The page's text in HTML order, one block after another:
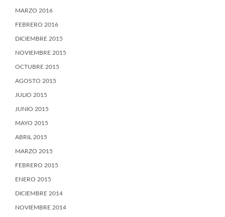
MARZO 2016
FEBRERO 2016
DICIEMBRE 2015
NOVIEMBRE 2015
OCTUBRE 2015
AGOSTO 2015
JULIO 2015
JUNIO 2015
MAYO 2015
ABRIL 2015
MARZO 2015
FEBRERO 2015
ENERO 2015
DICIEMBRE 2014
NOVIEMBRE 2014